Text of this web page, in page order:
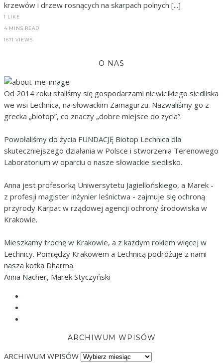
krzewów i drzew rosnących na skarpach polnych [...]
1 LIKE
4 MINS READ
1671 VIEWS
O NAS
Od 2014 roku staliśmy się gospodarzami niewielkiego siedliska
we wsi Lechnica, na słowackim Zamagurzu. Nazwaliśmy go z
grecka „biotop”, co znaczy „dobre miejsce do życia”.
Powołaliśmy do życia FUNDACJĘ Biotop Lechnica dla
skuteczniejszego działania w Polsce i stworzenia Terenowego
Laboratorium w oparciu o nasze słowackie siedlisko.
Anna jest profesorką Uniwersytetu Jagiellońskiego, a Marek -
z profesji magister inżynier leśnictwa - zajmuje się ochroną
przyrody Karpat w rządowej agencji ochrony środowiska w
Krakowie.
Mieszkamy trochę w Krakowie, a z każdym rokiem więcej w
Lechnicy. Pomiędzy Krakowem a Lechnicą podróżuje z nami
nasza kotka Dharma.
Anna Nacher, Marek Styczyński
ARCHIWUM WPISÓW
ARCHIWUM WPISÓW